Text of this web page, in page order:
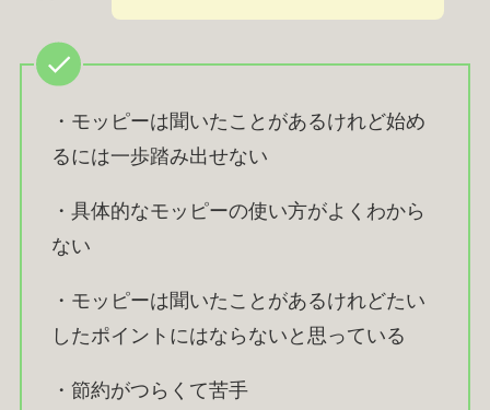
・モッピーは聞いたことがあるけれど始め
るには一歩踏み出せない
・具体的なモッピーの使い方がよくわから
ない
・モッピーは聞いたことがあるけれどたい
したポイントにはならないと思っている
・節約がつらくて苦手